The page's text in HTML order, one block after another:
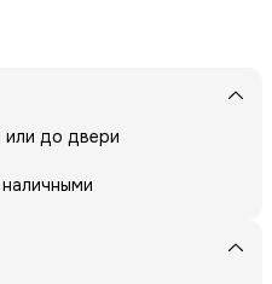
или до двери